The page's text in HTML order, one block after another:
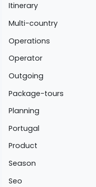
Itinerary
Multi-country
Operations
Operator
Outgoing
Package-tours
Planning
Portugal
Product
Season
Seo